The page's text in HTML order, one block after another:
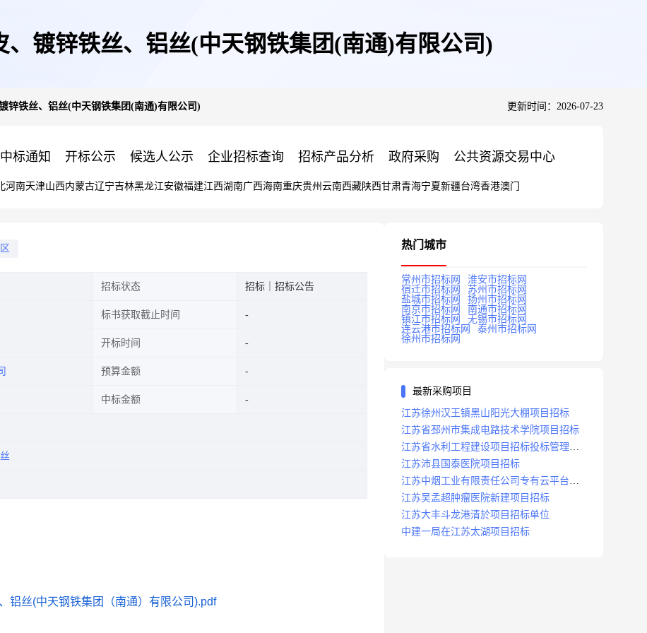
、镀锌铁丝、铝丝(中天钢铁集团(南通)有限公司)
锌铁丝、铝丝(中天钢铁集团(南通)有限公司) 更新时间：2026-07-23
中标通知 开标公示 候选人公示 企业招标查询 招标产品分析 政府采购 公共资源交易中心
河南天津山西内蒙古辽宁吉林黑龙江安徽福建江西湖南广西海南重庆贵州 云南西藏陕西甘肃青海宁夏新疆台湾香港澳门
招标状态 招标｜招标公告
标书获取截止时间
开标时间
预算金额
中标金额
铝丝(中天钢铁集团（南通）有限公司).pdf
热门城市
常州市招标网
淮安市招标网
宿迁市招标网
苏州市招标网
盐城市招标网
扬州市招标网
南京市招标网
南通市招标网
镇江市招标网
无锡市招标网
连云港市招标网
泰州市招标网
徐州市招标网
最新采购项目
江苏徐州汉王镇黑山阳光大棚项目招标
江苏省邳州市集成电路技术学院项目招标
江苏省水利工程建设项目招标投标管理办
法
江苏沛县国泰医院项目招标
江苏中烟工业有限责任公司专有云平台扩
容项目招标
江苏吴孟超肿瘤医院新建项目招标
江苏大丰斗龙港清於项目招标单位
中建一局在江苏太湖项目招标